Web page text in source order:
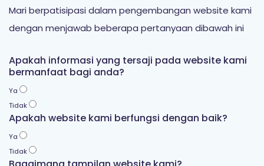
Mari berpatisipasi dalam pengembangan website kami
dengan menjawab beberapa pertanyaan dibawah ini
Apakah informasi yang tersaji pada website kami
bermanfaat bagi anda?
Ya
Tidak
Apakah website kami berfungsi dengan baik?
Ya
Tidak